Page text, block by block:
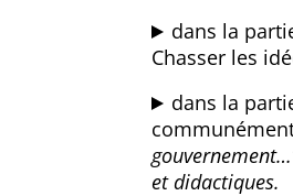
dans la
Chasser les
dans la
et didactiques.